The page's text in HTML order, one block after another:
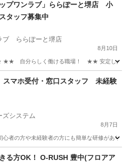
ップワンラブ」ららぽーと堺店 小
タッフ募集中
ブ ららぽーと堺店
8月10日
分らしく働ける職場！ ★★ 安定した会社で
動物
マホ受付・窓口スタッフ 未経験
ズシステム
8月7日
者の方や未経験者の方にも簡単な研修があ
スタッフ
る方OK！ O-RUSH 豊中(フロアア